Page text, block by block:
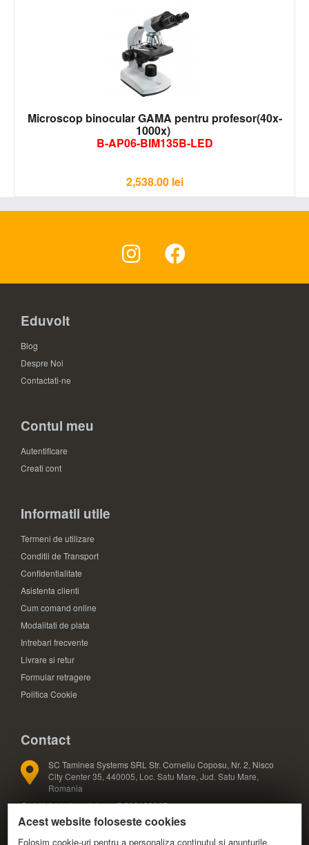
Microscop binocular GAMA pentru profesor(40x-
1000x)
B-AP06-BIM135B-LED
2,538.00 lei
Eduvolt
Blog
Despre Noi
Contactati-ne
Contul meu
Autentificare
Creati cont
Informatii utile
Termeni de utilizare
Conditii de Transport
Confidentialitate
Asistenta clienti
Cum comand online
Modalitati de plata
Intrebari frecvente
Livrare si retur
Formular retragere
Politica Cookie
Contact
SC Taminea Systems SRL Str. Corneliu Coposu, Nr. 2, Nisco
City Center 35, 440005, Loc. Satu Mare, Jud. Satu Mare,
Romania
Cod Unic de Inregistrare: RO33133887
Registrul Comertului: J30/327/2014
COD CAEN: 4791
Acest website foloseste cookies
Folosim cookie-uri pentru a personaliza conținutul și anunțurile,